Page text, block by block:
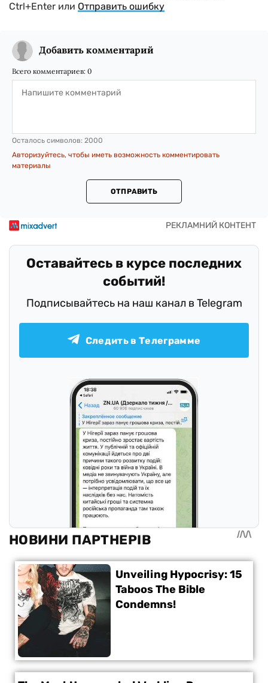
Ctrl+Enter или Отправить ошибку
Добавить комментарий
Всего комментариев: 0
Осталось символов: 2000
Авторизуйтесь, чтобы иметь возможность комментировать
материалы
ОТПРАВИТЬ
Оставайтесь в курсе последних
событий!
Подписывайтесь на наш канал в Telegram
Следить в Телеграмме